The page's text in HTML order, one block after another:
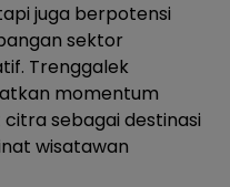
juga berpotensi
sektor
Trenggalek
momentum
sebagai destinasi
wisatawan